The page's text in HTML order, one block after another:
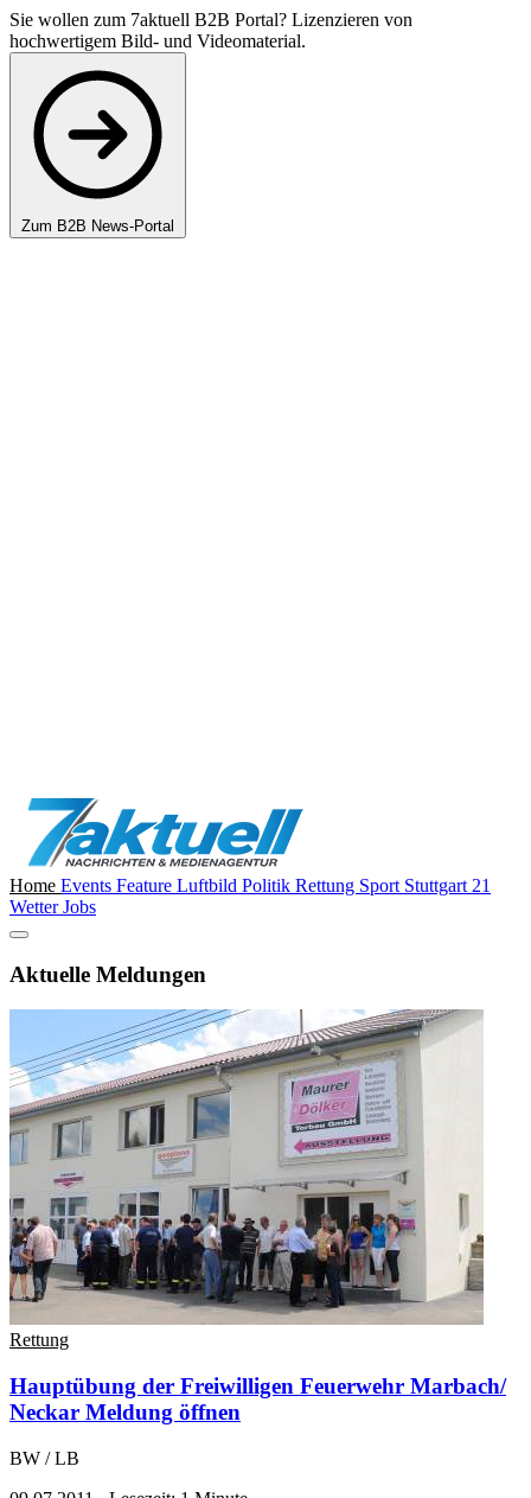
Sie wollen zum 7aktuell B2B Portal? Lizenzieren von
hochwertigem Bild- und Videomaterial.
Zum B2B News-Portal
Home Events Feature Luftbild Politik Rettung Sport Stuttgart 21
WetterJobs
Aktuelle Meldungen
Rettung
Hauptübung der Freiwilligen Feuerwehr Marbach/
Neckar Meldung öffnen
BW / LB